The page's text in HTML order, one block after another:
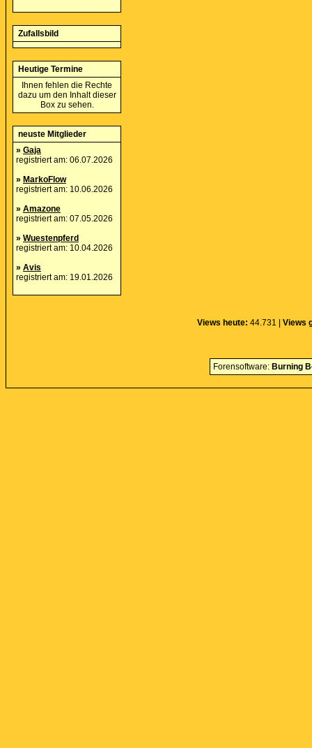
Zufallsbild
Heutige Termine
Ihnen fehlen die Rechte
dazu um den Inhalt dieser
Box zu sehen.
neuste Mitglieder
» Gaja
registriert am: 06.07.2026
» MarkoFlow
registriert am: 10.06.2026
» Amazone
registriert am: 07.05.2026
» Wuestenpferd
registriert am: 10.04.2026
» Avis
registriert am: 19.01.2026
Views heute: 44.731 | Views
Forensoftware: Burning